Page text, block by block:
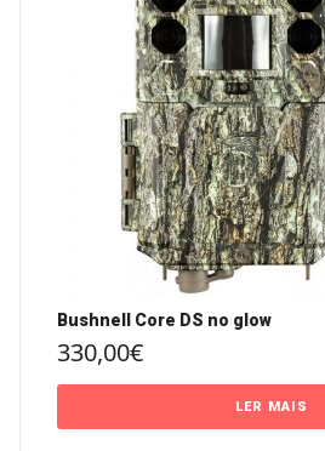
Bushnell Core DS no glow
330,00€
LER MAIS